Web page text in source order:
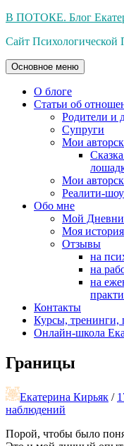
Перейти
содержимому
В ПОТОКЕ. Блог
Сайт Психологической
Основное меню
О блоге
Статьи об
Родители и
Супруги
Мои
Мои
Реалити-
Обо мне
Мой
Моя история
Отзывы
на
на
на
Контакты
Курсы, тренинги,
Онлайн-школа
Границы
Екатерина Кирьяк /
наблюдений
Порой, чтобы было